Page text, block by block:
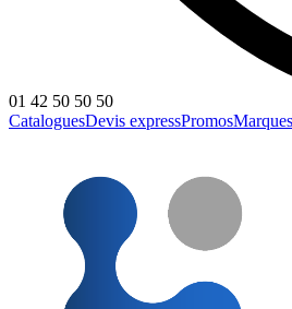
01 42 50 50 50
CataloguesDevis expressPromosMarques